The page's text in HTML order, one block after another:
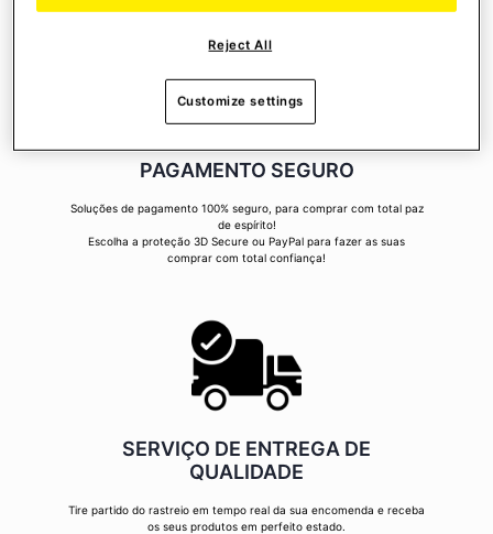
PAGAMENTO SEGURO
Soluções de pagamento 100% seguro, para comprar com total paz
de espírito!
Escolha a proteção 3D Secure ou PayPal para fazer as suas
comprar com total confiança!
SERVIÇO DE ENTREGA DE
QUALIDADE
Tire partido do rastreio em tempo real da sua encomenda e receba
os seus produtos em perfeito estado.
Reject All
Customize settings